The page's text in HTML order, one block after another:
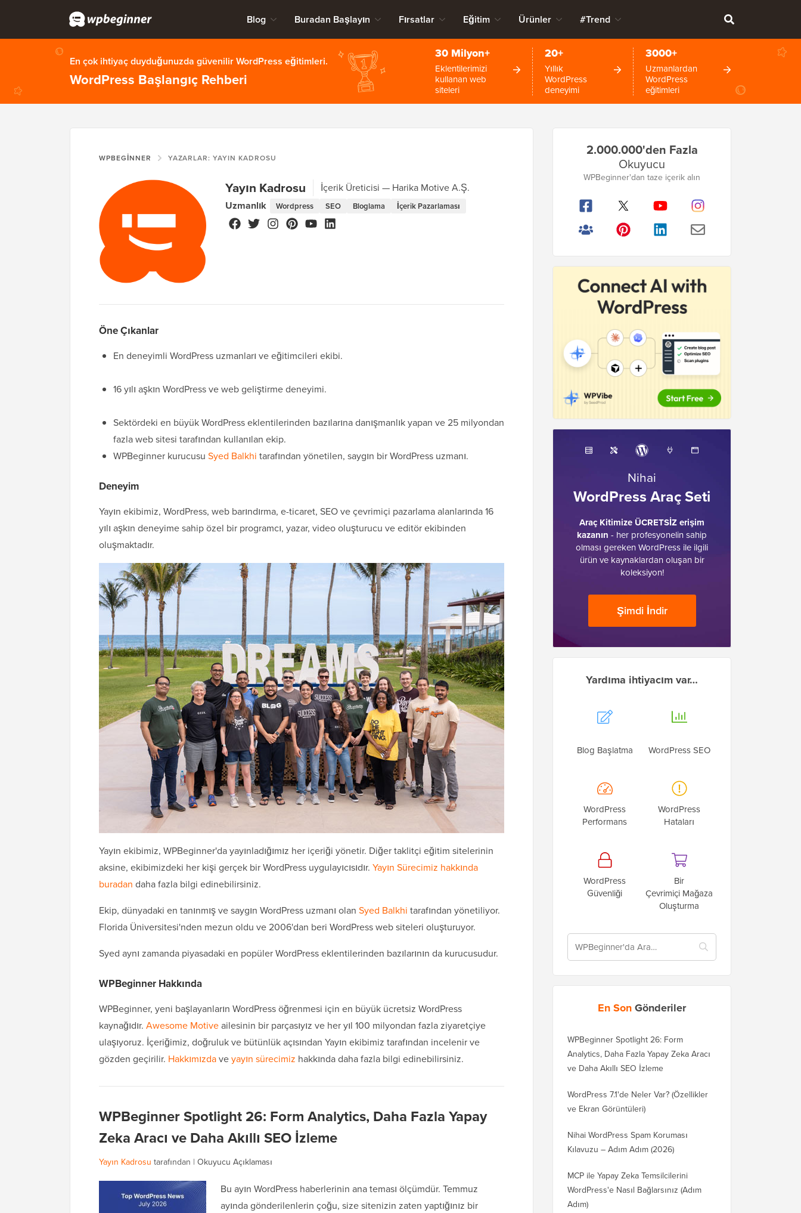
Blog Buradan Başlayın Fırsatlar Eğitim Ürünler #Trend
En çok ihtiyaç duyduğunuzda güvenilir WordPress eğitimleri.
WordPress Başlangıç Rehberi
30 Milyon+
Eklentilerimizi
kullanan web
siteleri
20+
Yıllık
WordPress
deneyimi
3000+
Uzmanlardan
WordPress
eğitimleri
WPBEGINNER YAZARLAR: YAYIN KADROSU
Yayın Kadrosu İçerik Üreticisi
Harika Motive A.Ş.
Uzmanlık
Wordpress SEO Bloglama İçerik Pazarlaması
Öne Çıkanlar
En deneyimli WordPress uzmanları ve eğitimcileri ekibi.
16 yılı aşkın WordPress ve web geliştirme deneyimi.
Sektördeki en büyük WordPress eklentilerinden bazılarına danışmanlık yapan ve 25 milyondan
fazla web sitesi tarafından kullanılan ekip.
WPBeginner kurucusu Syed Balkhi tarafından yönetilen, saygın bir WordPress uzmanı.
Deneyim
Yayın ekibimiz, WordPress, web barındırma, e-ticaret, SEO ve çevrimiçi pazarlama alanlarında 16
yılı aşkın deneyime sahip özel bir programcı, yazar, video oluşturucu ve editör ekibinden
oluşmaktadır.
Yayın ekibimiz, WPBeginner'da yayınladığımız her içeriği yönetir. Diğer taklitçi eğitim sitelerinin
aksine, ekibimizdeki her kişi gerçek bir WordPress uygulayıcısıdır. Yayın Sürecimiz hakkında
buradan daha fazla bilgi edinebilirsiniz.
Ekip, dünyadaki en tanınmış ve saygın WordPress uzmanı olan Syed Balkhi tarafından yönetiliyor.
Florida Üniversitesi'nden mezun oldu ve 2006'dan beri WordPress web siteleri oluşturuyor.
Syed aynı zamanda piyasadaki en popüler WordPress eklentilerinden bazılarının da kurucusudur.
WPBeginner Hakkında
WPBeginner, yeni başlayanların WordPress öğrenmesi için en büyük ücretsiz WordPress
kaynağıdır. Awesome Motiveailesinin bir parçasıyız ve her yıl 100 milyondan fazla ziyaretçiye
ulaşıyoruz. İçeriğimiz, doğruluk ve bütünlük açısından Yayın ekibimiz tarafından incelenir ve
gözden geçirilir. Hakkımızdaveyayın sürecimiz hakkında daha fazla bilgi edinebilirsiniz.
WPBeginner Spotlight 26: Form Analytics, Daha Fazla Yapay
Zeka Aracı ve Daha Akıllı SEO İzleme
Yayın Kadrosu tarafından | Okuyucu Açıklaması
Bu ayın WordPress haberlerinin ana teması ölçümdür. Temmuz
ayında gönderilenlerin çoğu, size sitenizin zaten yaptığınız bir
Kenar
Çubuğu
2.000.000'den Fazla
Okuyucu
WPBeginner'dan taze içerik alın
Nihai
WordPress Araç Seti
Araç Kitimize ÜCRETSİZ erişim
kazanın - her profesyonelin sahip
olması gereken WordPress ile ilgili
ürün ve kaynaklardan oluşan bir
koleksiyon!
Şimdi İndir
Yardıma ihtiyacım var…
Blog Başlatma WordPress SEO
WordPress
Performans
WordPress
Hataları
WordPress
Güvenliği
Bir
Çevrimiçi Mağaza
Oluşturma
En SonGönderiler
WPBeginner Spotlight 26: Form
Analytics, Daha Fazla Yapay Zeka Aracı
ve Daha Akıllı SEO İzleme
WordPress 7.1'de Neler Var? (Özellikler
ve Ekran Görüntüleri)
Nihai WordPress Spam Koruması
Kılavuzu – Adım Adım (2026)
MCP ile Yapay Zeka Temsilcilerini
WordPress'e Nasıl Bağlarsınız (Adım
Adım)